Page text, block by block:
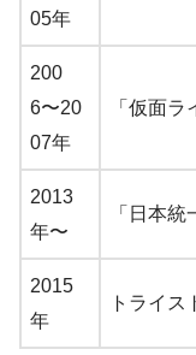
05年
200
6〜20
07年
「仮面
2013
年〜
「日本
2015
年
トライ